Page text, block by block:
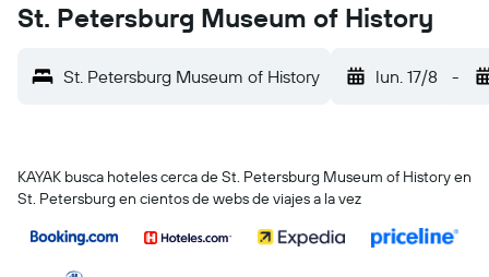
St. Petersburg Museum of History
St. Petersburg Museum of History lun. 17/8 -
KAYAK busca hoteles cerca de St. Petersburg Museum of History en
St. Petersburg en cientos de webs de viajes a la vez